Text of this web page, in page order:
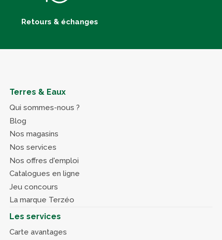
Retours & échanges
Terres & Eaux
Qui sommes-nous ?
Blog
Nos magasins
Nos services
Nos offres d'emploi
Catalogues en ligne
Jeu concours
La marque Terzéo
Les services
Carte avantages